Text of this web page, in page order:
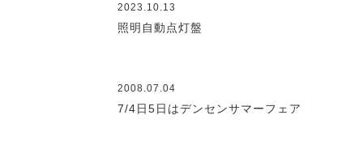
2023.10.13
照明自動点灯盤
2008.07.04
7/4日5日はデンセンサマーフェア